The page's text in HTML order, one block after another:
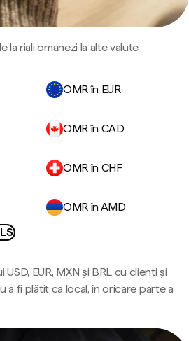
la riali omanezi la alte valute
OMR în EUR
OMR în CAD
OMR în CHF
OMR în AMD
EUR, MXN și BRL cu clienți și
a fi plătit ca local, în oricare parte a